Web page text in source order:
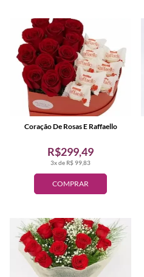
COMPRAR
3x de R$ 99,83
R$299,49
Coração De Rosas E Raffaello